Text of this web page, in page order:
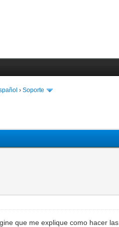
›Soporte
que me explique como hacer